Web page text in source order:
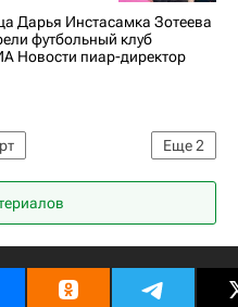
Дарья Инстасамка Зотеева
футбольный клуб
Новости пиар-директор
Еще2
Москва